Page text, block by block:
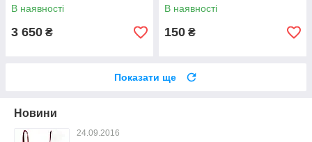
В наявності
3 650 ₴
В наявності
150 ₴
Показати ще
Новини
24.09.2016